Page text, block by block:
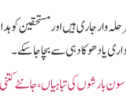
مرحلہ وار جاری ہیں اور
یا دھوکا دہی سے بچا جا سکے۔
بارشوں کی تباہیاں،جا نئے